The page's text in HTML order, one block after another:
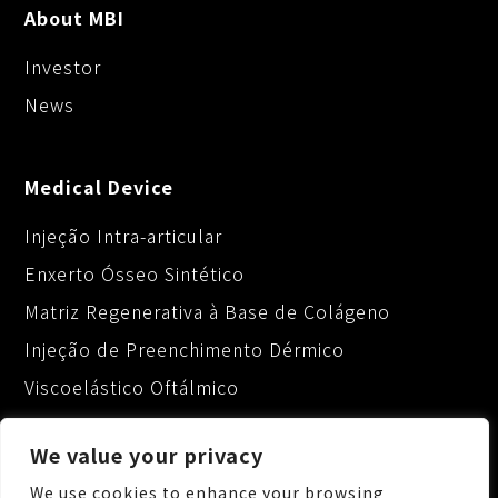
We value your privacy
We use cookies to enhance your browsing
About MBI
Investor
News
Medical Device
Injeção Intra-articular
Enxerto Ósseo Sintético
Matriz Regenerativa à Base de Colágeno
Injeção de Preenchimento Dérmico
Viscoelástico Oftálmico